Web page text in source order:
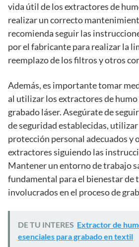
vida útil de los extractores de
realizar un correcto
recomienda seguir las
por el fabricante para realizar la
reemplazo de los filtros y otros
Además, es importante tomar
al utilizar los extractores de humo
grabado láser. Asegúrate de
de seguridad establecidas,
protección personal adecuados y
extractores siguiendo las
Mantener un entorno de trabajo
fundamental para el bienestar de
involucrados en el proceso de
DE TU INTERES Extractor de
esenciales para grabado en textil